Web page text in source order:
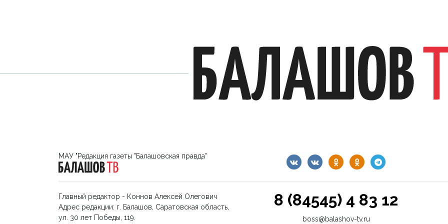
МАУ "Редакция газеты "Балашовская правда"
Главный редактор - Коннов Алексей Олегович
Адрес редакции: г. Балашов, Саратовская область,
ул. 30 лет Победы, 119.
8 (84545) 4 83 12
boss@balashov-tv.ru